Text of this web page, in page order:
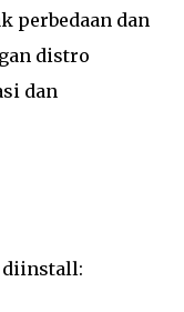
perbedaan dan
distro
dan
diinstall: